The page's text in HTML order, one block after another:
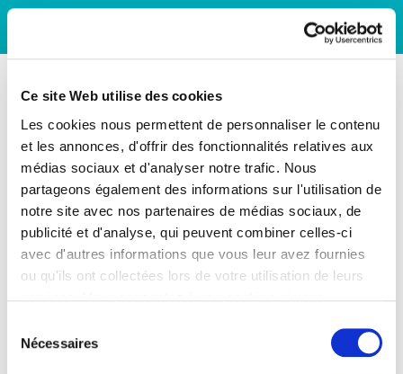
Ce site Web utilise des cookies
Les cookies nous permettent de personnaliser le contenu
et les annonces, d'offrir des fonctionnalités relatives aux
médias sociaux et d'analyser notre trafic. Nous
partageons également des informations sur l'utilisation de
notre site avec nos partenaires de médias sociaux, de
publicité et d'analyse, qui peuvent combiner celles-ci
avec d'autres informations que vous leur avez fournies
ou qu'ils ont collectées lors de votre utilisation de leurs
Nécessaires